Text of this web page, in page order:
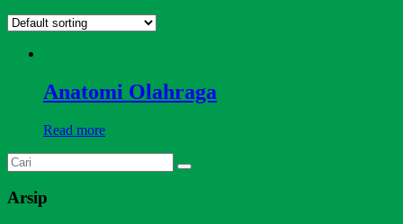
Anatomi Olahraga
Read more
Arsip